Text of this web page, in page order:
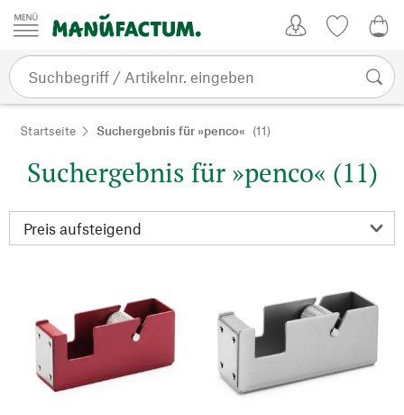
Zum Inhalt springen
Startseite Suchergebnis für »penco« (11)
Suchergebnis für »penco« (11)